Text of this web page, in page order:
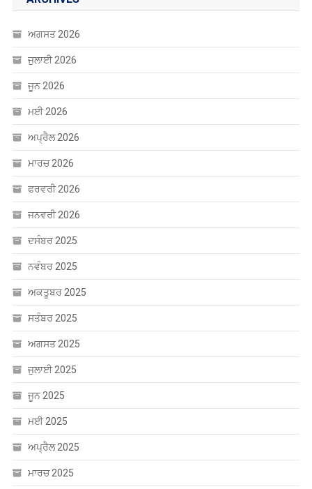
ਮਾਰਚ 2026
ਫਰਵਰੀ 2026
ਜਨਵਰੀ 2026
ਦਸੰਬਰ 2025
ਨਵੰਬਰ 2025
ਅਕਤੂਬਰ 2025
ਸਤੰਬਰ 2025
ਅਗਸਤ 2025
ਜੁਲਾਈ 2025
ਜੂਨ 2025
ਮਈ 2025
ਅਪ੍ਰੈਲ 2025
ਮਾਰਚ 2025
ਫਰਵਰੀ 2025
ਜਨਵਰੀ 2025
ਦਸੰਬਰ 2024
ਨਵੰਬਰ 2024
ਅਕਤੂਬਰ 2024
ਸਤੰਬਰ 2024